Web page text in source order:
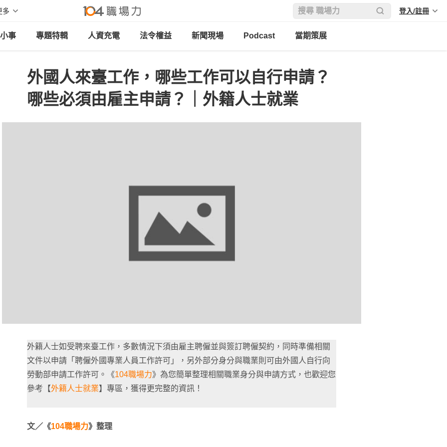
多 登入/註冊
事 專題特輯 人資充電 法令權益 新聞現場 Podcast 當期策展
外國人來臺工作，哪些工作可以自行申請？
哪些必須由雇主申請？｜外籍人士就業
外籍人士如受聘來臺工作，多數情況下須由雇主聘僱並與簽訂聘僱契約，同時準備相關
文件以申請「聘僱外國專業人員工作許可」，另外部分身分與職業則可由外國人⾃⾏向
勞動部申請⼯作許可。《104職場力》為您簡單整理相關職業身分與申請方式，也歡迎您
參考【外籍人士就業】專區，獲得更完整的資訊！
文／《104職場力》整理